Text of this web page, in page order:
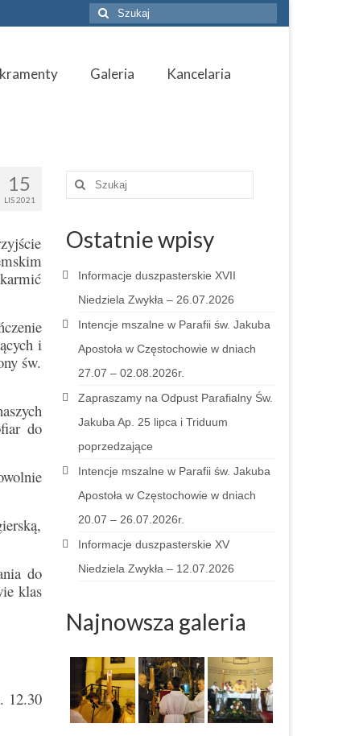
Szuklaj
w:
Galeria
Kancelaria
15
LIS 2021
i
św.
do
do
klas
12.30
Szuklaj
Ostatnie wpisy
Informacje duszpasterskie XVII
Niedziela Zwykła – 26.07.2026
Intencje mszalne w Parafii św. Jakuba
Apostoła w Częstochowie w dniach
27.07 – 02.08.2026r.
Zapraszamy na Odpust Parafialny Św.
Jakuba Ap. 25 lipca i Triduum
poprzedzające
Intencje mszalne w Parafii św. Jakuba
Apostoła w Częstochowie w dniach
20.07 – 26.07.2026r.
Informacje duszpasterskie XV
Niedziela Zwykła – 12.07.2026
Najnowsza galeria